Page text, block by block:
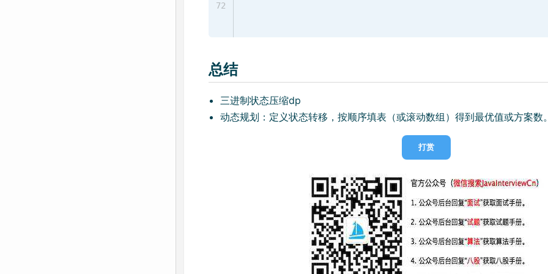
72
总结
三进制状态压缩dp
动态规划：定义状态转移，按顺序填表（或滚动数组）得到最优值或方案数
打赏